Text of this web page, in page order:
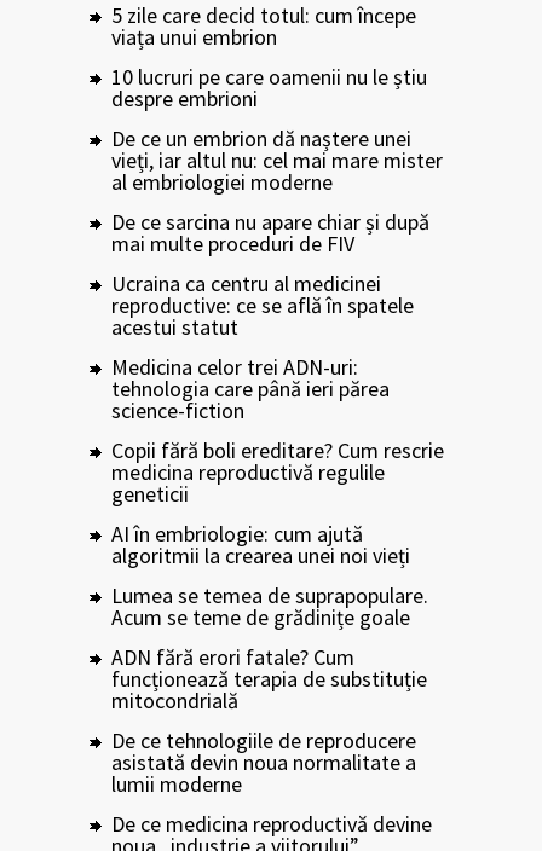
5 zile care decid totul: cum începe
viața unui embrion
10 lucruri pe care oamenii nu le știu
despre embrioni
De ce un embrion dă naștere unei
vieți, iar altul nu: cel mai mare mister
al embriologiei moderne
De ce sarcina nu apare chiar și după
mai multe proceduri de FIV
Ucraina ca centru al medicinei
reproductive: ce se află în spatele
acestui statut
Medicina celor trei ADN-uri:
tehnologia care până ieri părea
science-fiction
Copii fără boli ereditare? Cum rescrie
medicina reproductivă regulile
geneticii
AI în embriologie: cum ajută
algoritmii la crearea unei noi vieți
Lumea se temea de suprapopulare.
Acum se teme de grădinițe goale
ADN fără erori fatale? Cum
funcționează terapia de substituție
mitocondrială
De ce tehnologiile de reproducere
asistată devin noua normalitate a
lumii moderne
De ce medicina reproductivă devine